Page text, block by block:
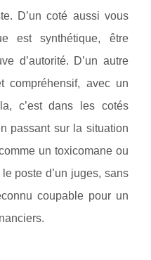
D’un coté aussi vous
est synthétique, être
d’autorité. D’un autre
compréhensif, avec un
c’est dans les cotés
passant sur la situation
un toxicomane ou
poste d’un juges, sans
coupable pour un